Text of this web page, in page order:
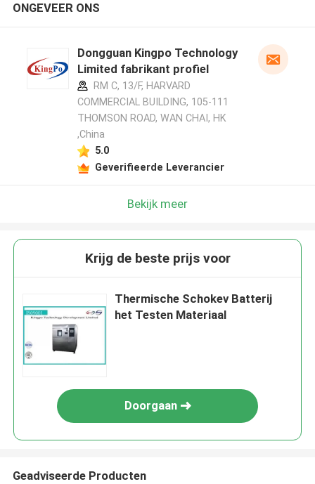
ONGEVEER ONS
Dongguan Kingpo Technology
Limited fabrikant profiel
RM C, 13/F, HARVARD
COMMERCIAL BUILDING, 105-111
THOMSON ROAD, WAN CHAI, HK
,China
5.0
Geverifieerde Leverancier
Bekijk meer
Krijg de beste prijs voor
Thermische Schokev Batterij
het Testen Materiaal
Doorgaan
Geadviseerde Producten